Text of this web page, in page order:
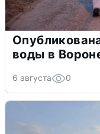
воды в
6 августа 0